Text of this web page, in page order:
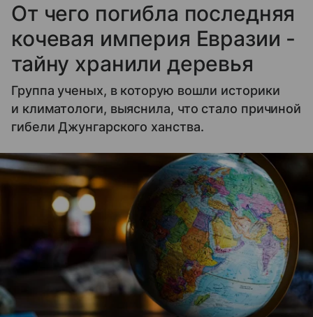
От чего погибла последняя
кочевая империя Евразии -
тайну хранили деревья
Группа ученых, в которую вошли историки
и климатологи, выяснила, что стало причиной
гибели Джунгарского ханства.